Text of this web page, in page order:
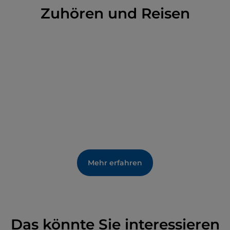
Zuhören und Reisen
Mehr erfahren
Das könnte Sie interessieren